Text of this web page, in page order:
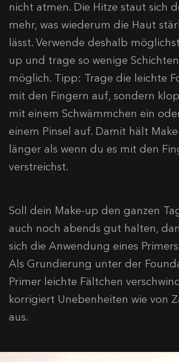
nicht atmen. Die Hitze staut sich
mehr, was wiederum die Haut
lässt. Verwende deshalb
up und trage so wenige
möglich. Tipp: Trage die leichte
mit den Fingern auf, sondern
mit einem Schwämmchen ein
einem Pinsel auf. Damit hält
länger als wenn du es mit den
verstreichst.
Soll dein Make-up den ganzen
auch noch abends gut halten,
sich die Anwendung eines
Als Grundierung unter der
Primer leichte Fältchen
korrigiert Unebenheiten wie von
aus.